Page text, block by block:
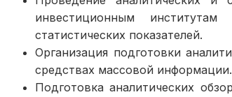
инвестиционным
статистических показателей.
Организация подготовки
средствах массовой информации.
Подготовка аналитических